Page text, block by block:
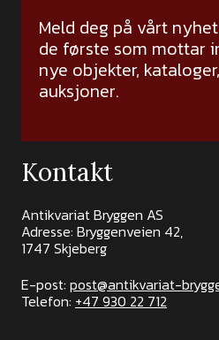
Meld deg på vårt
de første som mottar
nye objekter,
auksjoner.
Kontakt
Antikvariat Bryggen AS
Adresse: Bryggenveien 42,
1747 Skjeberg
E-post: post@antikvariat-
Telefon: +47 930 22 712